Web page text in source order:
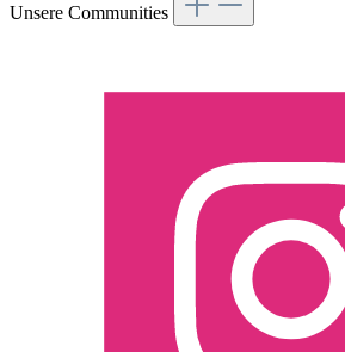
Unsere Communities